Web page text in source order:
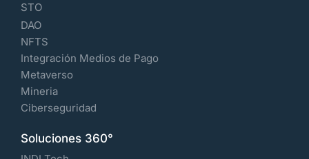
STO
DAO
NFTS
Integración Medios de Pago
Metaverso
Mineria
Ciberseguridad
Soluciones 360°